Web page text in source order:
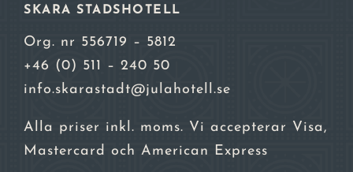
SKARA STADSHOTELL
Org. nr 556719 – 5812
+46 (0) 511 – 240 50
info.skarastadt@julahotell.se
Alla priser inkl. moms. Vi accepterar Visa,
Mastercard och American Express